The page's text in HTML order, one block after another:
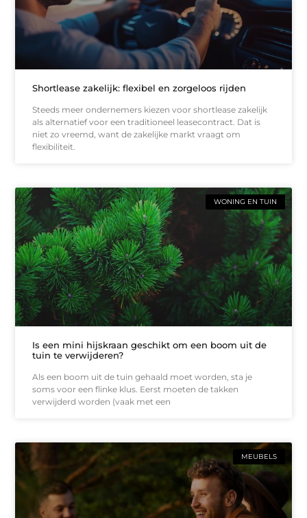
Shortlease zakelijk: flexibel en zorgeloos rijden
Steeds meer ondernemers kiezen voor shortlease zakelijk
als alternatief voor een traditioneel leasecontract. Dat is
niet zo vreemd, want de zakelijke markt vraagt om
flexibiliteit.
WONING EN TUIN
Is een mini hijskraan geschikt om een boom uit de
tuin te verwijderen?
Als een boom uit de tuin gehaald moet worden, sta je
soms voor een flinke klus. Eerst moeten de takken
verwijderd worden (vaak met een
MEUBELS